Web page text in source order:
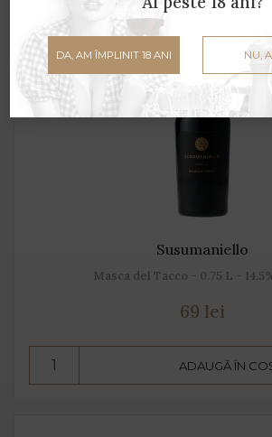
Susumaniello
Masca del Tacco - 0.75 L -
69 lei
ADAUGĂ ÎN
DA, AM ÎMPLINIT 18 ANI NU,